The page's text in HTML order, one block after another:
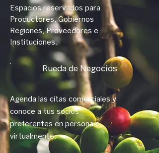
Espacios reservados para
Productores, Gobiernos
Regiones, Proveedores e
Instituciones.
Rueda de Negocios
Agenda las citas comerciales y
conoce a tus socios
preferentes en persona o
virtualmente.